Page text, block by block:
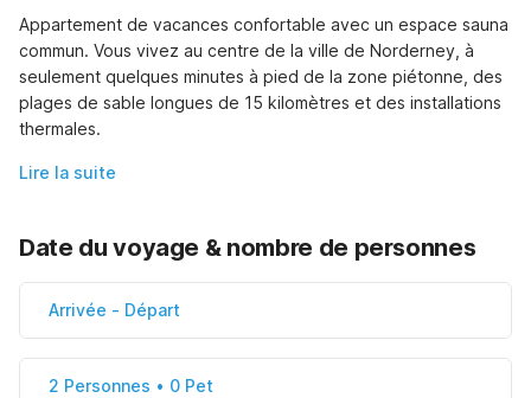
Appartement de vacances confortable avec un espace sauna
commun. Vous vivez au centre de la ville de Norderney, à
seulement quelques minutes à pied de la zone piétonne, des
plages de sable longues de 15 kilomètres et des installations
thermales.
Lire la suite
Date du voyage & nombre de personnes
Arrivée - Départ
2 Personnes • 0 Pet